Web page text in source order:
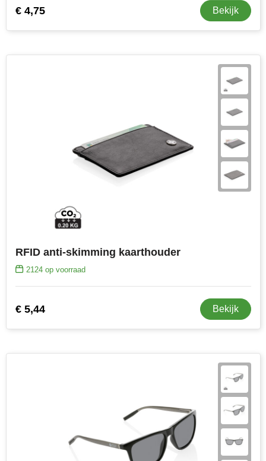
€ 4,75 Bekijk
RFID anti-skimming kaarthouder
2124op voorraad
€ 5,44 Bekijk